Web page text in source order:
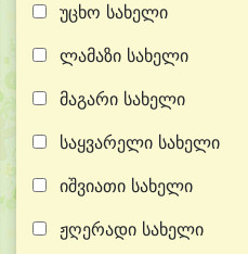
უცხო სახელი
ლამაზი სახელი
მაგარი სახელი
საყვარელი სახელი
იშვიათი სახელი
ჟღერადი სახელი